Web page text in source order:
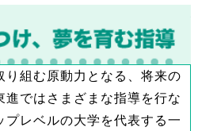
り組む原動力となる、将来の
進ではさまざまな指導を行な
プレベルの大学を代表する一